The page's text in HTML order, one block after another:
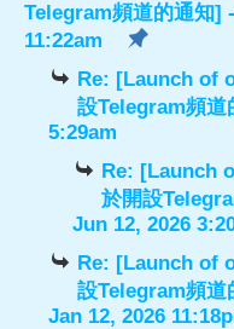
Telegram頻道的通知]
11:22am
Re: [Launch of
設Telegram頻道
5:29am
Re: [Launch
於開設
Jun 12, 2026
Re: [Launch of
設Telegram頻道
Jan 12, 2026